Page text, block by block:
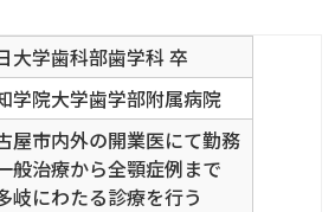
大学歯科部歯学科 卒
学院大学歯学部附属病院
屋市内外の開業医にて勤務
般治療から全顎症例まで
岐にわたる診療を行う